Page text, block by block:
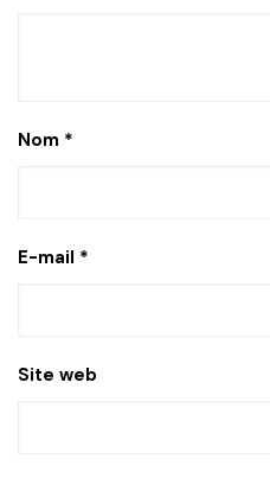
Nom *
E-mail *
Site web